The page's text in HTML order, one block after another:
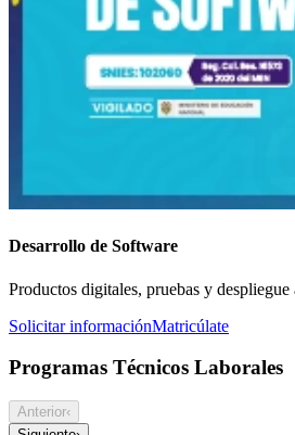
Desarrollo de Software
Productos digitales, pruebas y
Solicitar informaciónMatricúlate
Programas Técnicos Laborales
Anterior‹